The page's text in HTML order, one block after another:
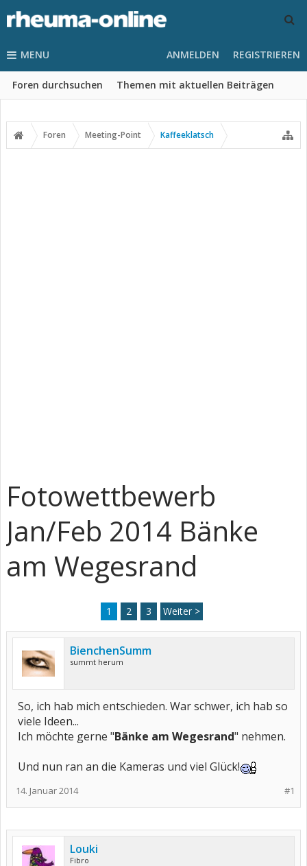
MENU
Foren durchsuchen Themen mit aktuellen Beiträgen
ANMELDEN REGISTRIEREN
Foren Meeting-Point Kaffeeklatsch
Fotowettbewerb
Jan/Feb 2014 Bänke
am Wegesrand
1 2 3 Weiter >
BienchenSumm
summt herum
So, ich hab mich entschieden. War schwer, ich hab so
viele Ideen...
Ich möchte gerne "Bänke am Wegesrand" nehmen.
Und nun ran an die Kameras und viel Glück!
#1
14. Januar 2014
Louki
Fibro